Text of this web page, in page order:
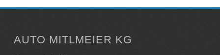
AUTO MITLMEIER KG